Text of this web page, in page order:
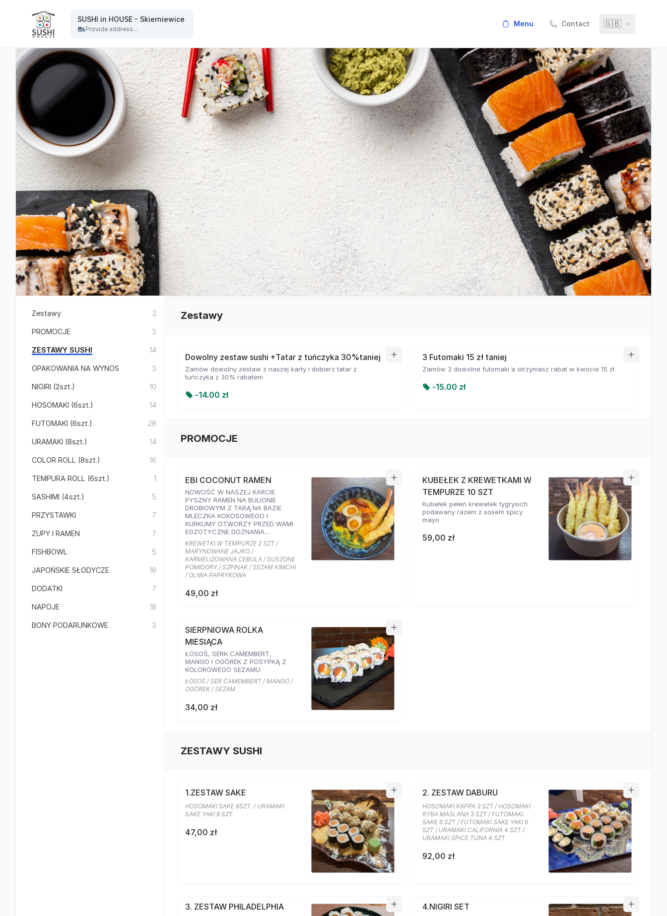
SUSHI in HOUSE - Skierniewice
Provide address...
menu Contact 🇬🇧
Zestawy 2
PROMOCJE 3
ZESTAWY SUSHI 14
OPAKOWANIA NA WYNOS 3
NIGIRI (2szt.) 10
HOSOMAKI (6szt.) 14
FUTOMAKI (6szt.) 28
URAMAKI (8szt.) 14
COLOR ROLL (8szt.) 16
TEMPURA ROLL (6szt.) 1
SASHIMI (4szt.) 5
PRZYSTAWKI 7
ZUPY I RAMEN 7
FISHBOWL 5
JAPOŃSKIE SŁODYCZE 18
DODATKI 7
NAPOJE 18
BONY PODARUNKOWE 3
Zestawy
Dowolny zestaw sushi +Tatar z tuńczyka 30%taniej
Zamów dowolny zestaw z naszej karty i dobierz tatar z
tuńczyka z 30% rabatem
-14.00 zł
3 Futomaki 15 zł taniej
Zamów 3 dowolne futomaki a otrzymasz rabat w kwocie 15 zł
-15.00 zł
PROMOCJE
EBI COCONUT RAMEN
NOWOŚĆ W NASZEJ KARCIE.
PYSZNY RAMEN NA BULIONIE
DROBIOWYM Z TARĄ NA BAZIE
MLECZKA KOKOSOWEGO I
KURKUMY OTWORZY PRZED WAMI
EGZOTYCZNE DOZNANIA
KULINARNE. PODAWANY Z
KREWETKAMI I MARYNOWANYM
JAJKIEM ORAZ KARMELIZOWANĄ
CEBULKĄ, SZPINAKIEM,
SUSZONYMI POMIDORAMI ORAZ
SEZAMEM O SMAKU KIMCHI I
KREWETKI W TEMPURZE 2 SZT /
MARYNOWANE JAJKO /
KARMELIZOWANA CEBULA / SUSZONE
POMIDORY / SZPINAK / SEZAM KIMCHI
/ OLIWA PAPRYKOWA
49,00 zł
KUBEŁEK Z KREWETKAMI W
TEMPURZE 10 SZT
Kubełek pełen krewetek tygrysich
podawany razem z sosem spicy
mayo
59,00 zł
SIERPNIOWA ROLKA
MIESIĄCA
ŁOSOŚ, SERK CAMEMBERT,
MANGO I OGÓREK Z POSYPKĄ Z
KOLOROWEGO SEZAMU.
ŁOSOŚ / SER CAMEMBERT / MANGO /
OGÓREK / SEZAM
34,00 zł
ZESTAWY SUSHI
1.ZESTAW SAKE
HOSOMAKI SAKE 6SZT. / URAMAKI
SAKE YAKI 8 SZT
47,00 zł
2. ZESTAW DABURU
HOSOMAKI KAPPA 3 SZT / HOSOMAKI
RYBA MAŚLANA 3 SZT / FUTOMAKI
SAKE 6 SZT / FUTOMAKI SAKE YAKI 6
SZT / URAMAKI CALIFORNIA 4 SZT /
URAMAKI SPICE TUNA 4 SZT
92,00 zł
3. ZESTAW PHILADELPHIA 4.NIGIRI SET